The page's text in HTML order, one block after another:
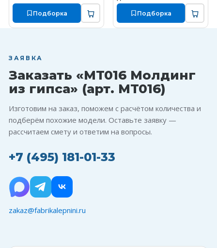
Подборка Подборка
ЗАЯВКА
Заказать «MT016 Молдинг
из гипса» (арт. MT016)
Изготовим на заказ, поможем с расчётом количества и
подберём похожие модели. Оставьте заявку —
рассчитаем смету и ответим на вопросы.
+7 (495) 181-01-33
zakaz@fabrikalepnini.ru